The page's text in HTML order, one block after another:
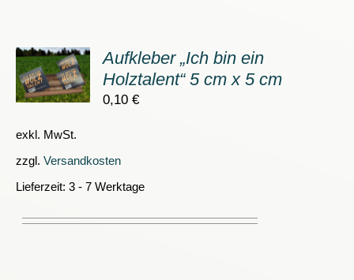
Aufkleber „Ich bin ein
Holztalent“ 5 cm x 5 cm
0,10€
exkl. MwSt.
zzgl. Versandkosten
Lieferzeit: 3 - 7 Werktage